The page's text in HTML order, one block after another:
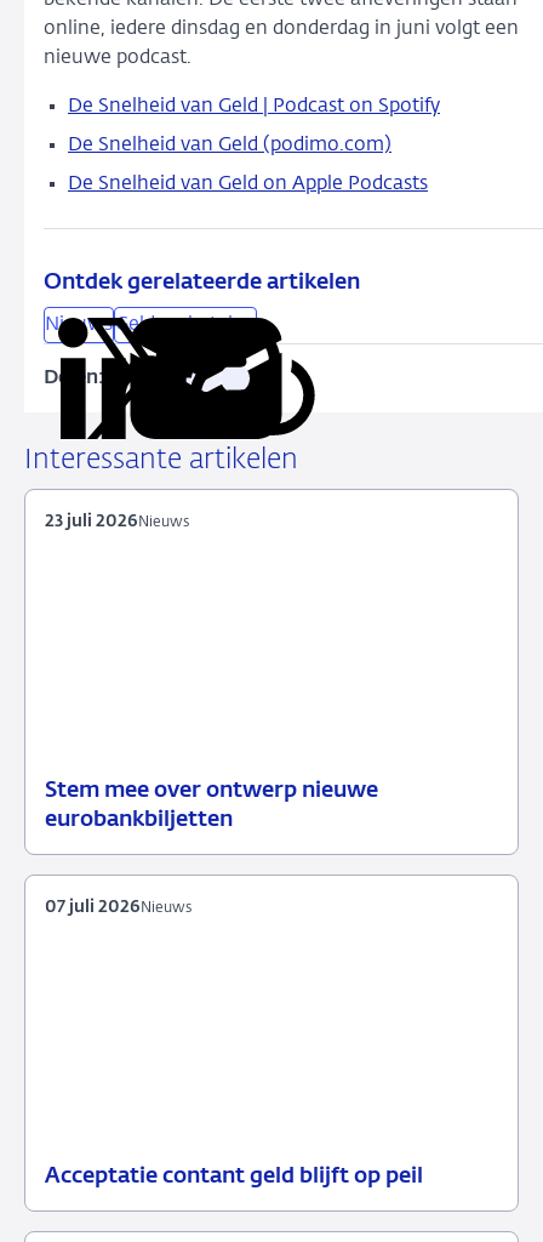
online, iedere dinsdag en donderdag in juni volgt een
nieuwe podcast.
De Snelheid van Geld | Podcast on Spotify
De Snelheid van Geld (podimo.com)
De Snelheid van Geld on Apple Podcasts
Ontdek gerelateerde artikelen
NieuwsGeld en betalen
Delen:
Deel
LinkedIn
via
X
Deel
Facebook
Deel
e-
Kopieer
Interessante artikelen
Stem mee over ontwerp nieuwe
eurobankbiljetten
23
Nieuws
Nieuws
23 juli 2026
Acceptatie contant geld blijft op peil
Nieuws
07 juli 2026